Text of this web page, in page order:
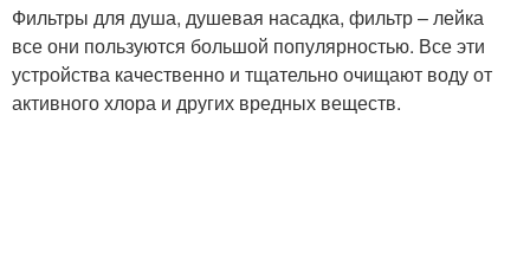
Фильтры для душа, душевая насадка, фильтр – лейка
все они пользуются большой популярностью. Все эти
устройства качественно и тщательно очищают воду от
активного хлора и других вредных веществ.